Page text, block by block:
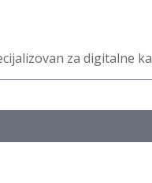
za digitalne